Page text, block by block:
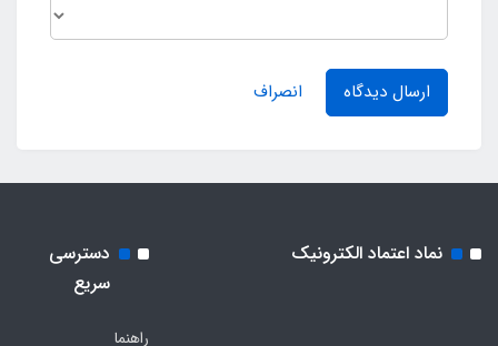
ارسال دیدگاه انصراف
نماد اعتماد الکترونیک
دسترسی
سریع
راهنما